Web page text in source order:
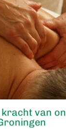
kracht van